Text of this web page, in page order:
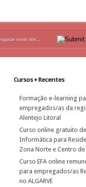
Cursos + Recentes
Formação e-learning
empregados/as da
Alentejo Litoral
Curso online gratuito de
Informática para
Zona Norte e Centro de
Curso EFA online
para empregados/as
no ALGARVE